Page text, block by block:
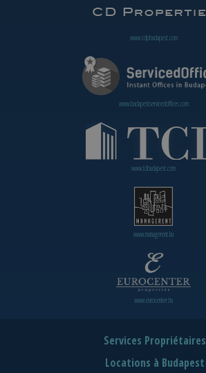
www.cdpbudapest.com
www.budapestservicedoffices.com
www.tclbudapest.com
www.managerent.hu
www.eurocenter.hu
Services Propriétaires
Locations à Budapest